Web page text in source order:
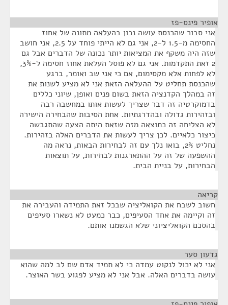
אופיר פינס-פז
אני סבור שהכנסת עושה נכון בהעלאה מתונה של אחוז
החסימה מ-1.5 ל-2, אני גם לא הייתי פוחד על 2.5, אני חושב
שזה היה משקף את המציאות יותר נכונה של הדברים אבל גם
2 זאת התקדמות. אני גם לא פוסל העלאת אחוז חסימה ל-3%,
לא לפחות אלא מקסימום, אם כי אני שב ואומר, ברגע
שהכנסת תחליט על ההעלאה הזאת אני לא מציע לשנות את
זה במהלך הקדנציה הזאת בשום פנים ואופן, שיוני כללים
בדמוקרטיה זה דבר שצריך לעשות אותו במחשבה רבה
ובזהירות גדולה ובהדרגתיות. אחת הסיבות שהבחירה הישירה
לא הצליחה זה כתוצאה מזה שזאת היתה הצעה שהתגבשה
כיצור כלאיים. לכן צריך לעשות את הדברים האלה בזהירות.
נחליט 2%, בואו נלך עם זה לבחירות הבאות, נראה מה
ההשפעה של זה על ההתארגנות לבחירות, על תוצאות
הבחירות, על בניית הבית.
קריאה
חשוב לשבח את הקואליציה שבכל זאת התמידה והעבירה את
זה וקיימה את אחד הסעיפים, כבר כמעט לא נשארו סעיפים
בהסכם הקואליציוני שלא הגשמנו אותם.
גדעון סער
אני לא יכול לנקוט עמדה כי לא תמיד אדם שם לב למה שהוא
עושה בדברים האלה. אבל אני לא מציע לפגוע בשר האוצר.